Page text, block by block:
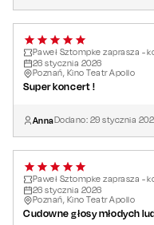
Mateusz Krawczyk–
Antoni Olszewski
Mikołaj Wienke–
Paweł Sztompke zaprasza -
26 stycznia 2026
Poznań, Kino Teatr Apollo
Super koncert !
AnnaDodano: 29 stycznia
Paweł Sztompke zaprasza -
26 stycznia 2026
Poznań, Kino Teatr Apollo
Cudowne głosy młodych